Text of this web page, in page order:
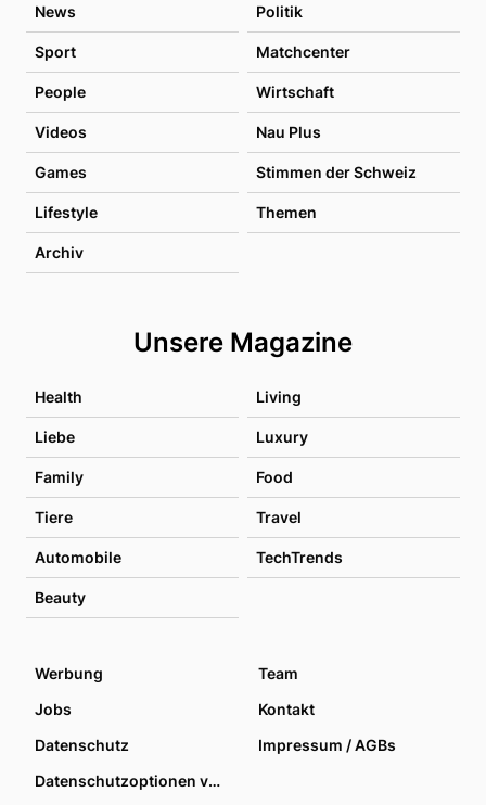
News Politik
Sport Matchcenter
People Wirtschaft
Videos Nau Plus
Games Stimmen der Schweiz
Lifestyle Themen
Archiv
Unsere Magazine
Health Living
Liebe Luxury
Family Food
Tiere Travel
Automobile TechTrends
Beauty
Werbung
Team
Jobs
Kontakt
Datenschutz
Impressum / AGBs
Datenschutzoptionen verwalten